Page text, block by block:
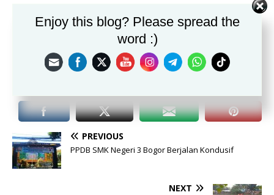
mengwujudkan Indonesia tangguh, Indonesia Tumbuh”. Dalam
penanaman yang dipimpin Kapolres Bogor AKBP Iman
Imanudin ini dihadiri Plt Bupati Bogor Iwan Setiawan, Dandim
0621 Bogor Letkol Gangan Rusgandara, dan juga didampingi
Kepala BPN/ATR Cibinong Yan Septedyas dan Kejaksaan
Negeri Cibinong.(iwang/nia)
PREVIOUS
PPDB SMK Negeri 3 Bogor Berjalan Kondusif
NEXT
Enjoy this blog? Please spread the
word :)